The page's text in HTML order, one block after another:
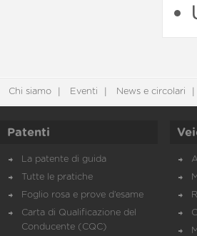
Chi siamo Eventi News e circolari
Patenti
La patente di guida
Tutte le pratiche
Foglio rosa e prove d’esame
Carta di Qualificazione del
Conducente (CQC)